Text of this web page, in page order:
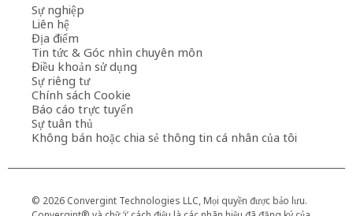
Sự nghiệp
Liên hệ
Địa điểm
Tin tức & Góc nhìn chuyên môn
Điều khoản sử dụng
Sự riêng tư
Chính sách Cookie
Báo cáo trực tuyến
Sự tuân thủ
Không bán hoặc chia sẻ thông tin cá nhân của tôi
© 2026 Convergint Technologies LLC, Mọi quyền được bảo lưu.